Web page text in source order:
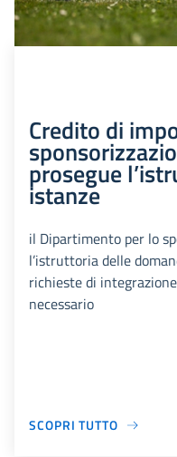
Credito di
prosegue
istanze
il Dipartimento per lo
l’istruttoria delle
richieste di
necessario
SCOPRI TUTTO